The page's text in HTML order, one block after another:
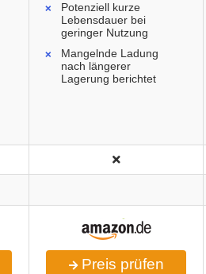
Potenziell kurze
Lebensdauer bei
geringer Nutzung
Mangelnde Ladung
nach längerer
Lagerung berichtet
Preis prüfen